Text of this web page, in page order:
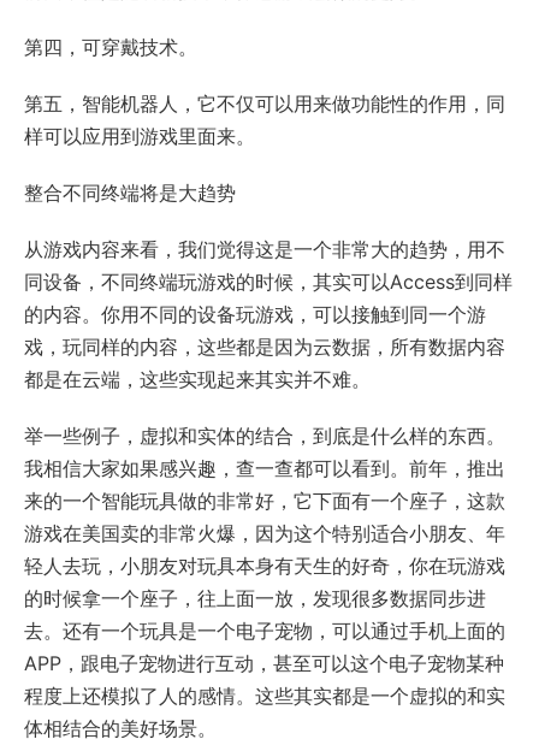
第四，可穿戴技术。
第五，智能机器人，它不仅可以用来做功能性的作用，同
样可以应用到游戏里面来。
整合不同终端将是大趋势
从游戏内容来看，我们觉得这是一个非常大的趋势，用不
同设备，不同终端玩游戏的时候，其实可以Access到同样
的内容。你用不同的设备玩游戏，可以接触到同一个游
戏，玩同样的内容，这些都是因为云数据，所有数据内容
都是在云端，这些实现起来其实并不难。
举一些例子，虚拟和实体的结合，到底是什么样的东西。
我相信大家如果感兴趣，查一查都可以看到。前年，推出
来的一个智能玩具做的非常好，它下面有一个座子，这款
游戏在美国卖的非常火爆，因为这个特别适合小朋友、年
轻人去玩，小朋友对玩具本身有天生的好奇，你在玩游戏
的时候拿一个座子，往上面一放，发现很多数据同步进
去。还有一个玩具是一个电子宠物，可以通过手机上面的
APP，跟电子宠物进行互动，甚至可以这个电子宠物某种
程度上还模拟了人的感情。这些其实都是一个虚拟的和实
体相结合的美好场景。